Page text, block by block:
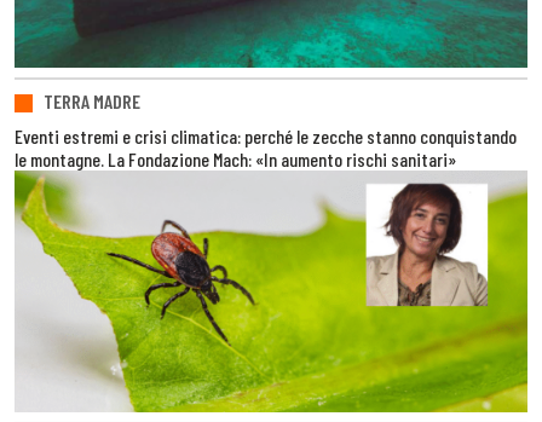
TERRA MADRE
Eventi estremi e crisi climatica: perché le zecche stanno conquistando
le montagne. La Fondazione Mach: «In aumento rischi sanitari»